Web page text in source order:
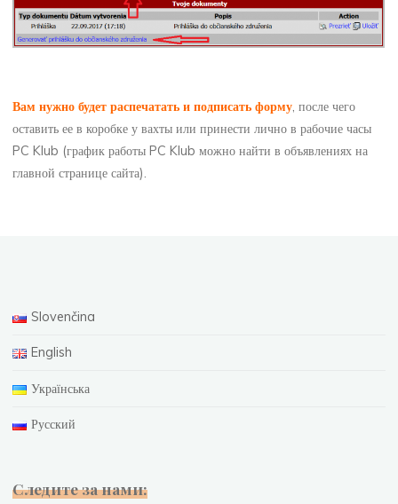
Вам нужно будет распечатать и подписать форму, после чего
оставить ее в коробке у вахты или принести лично в рабочие часы
PC Klub (график работы PC Klub можно найти в объявлениях на
главной странице сайта).
Slovenčina
English
Українська
Русский
Следите за нами: